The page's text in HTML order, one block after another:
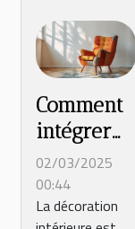
Comment
intégrer
des
meubles
vintage
02/03/2025
00:44
La décoration